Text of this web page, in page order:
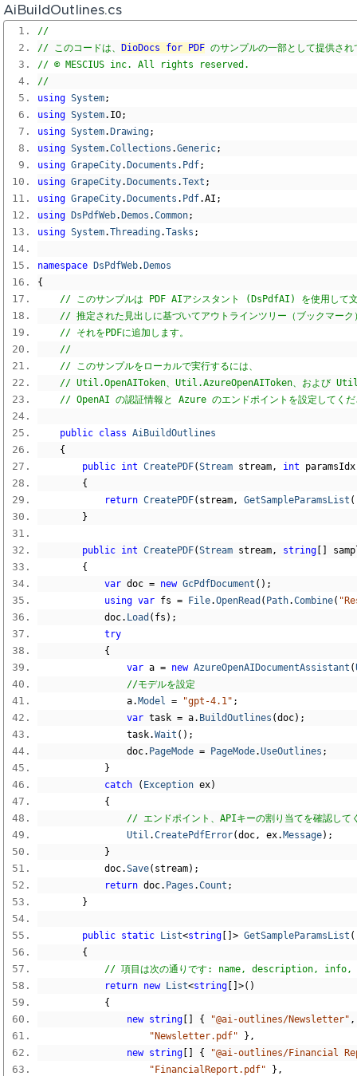
AiBuildOutlines.cs
//
// このコードは、
DioDocs for PDF のサンプルの一部として提供され
// © MESCIUS inc. All rights reserved.
//
using System;
using System. IO;
using System. Drawing;
using System.Collections .Generic;
using GrapeCity. Documents . Pdf;
using GrapeCity. Documents .Text ;
using GrapeCity. Documents . Pdf.AI ;
using
DsPdfWeb. Demos .Common;
using System.Threading.Tasks ;
namespace DsPdfWeb. Demos
{
// このサンプルは PDF AIアシスタント (DsPdfAI) を使用して文
// 推定された見出しに基づいてアウトラインツリー（ブックマーク
// それをPDFに追加します。
//
// このサンプルをローカルで実行するには、
// Util.OpenAIToken、Util.AzureOpenAIToken、および
// OpenAI の認証情報と Azure のエンドポイントを設定してくだ
public class AiBuildOutlines
{
public int CreatePDF(Stream stream, int
{
return CreatePDF( stream, GetSampleParamsList
}
public int CreatePDF(Stream stream, string
{
var doc = new GcPdfDocument ();
using var fs = File.OpenRead ( Path.Combine(
            doc
. Load ( fs );
try
{
var a = new AzureOpenAIDocumentAssistant (
//モデルを設定
                a
. Model = "gpt-4.1" ;
var task = a. BuildOutlines (doc);
                task
.Wait ();
                doc
. PageMode = PageMode.UseOutlines ;
}
catch
( Exception ex)
{
// エンドポイント、APIキーの割り当てを確認して
Util .CreatePdfError(doc, ex. Message);
}
            doc
.Save( stream);
return doc. Pages .Count ;
}
public static List<string []> GetSampleParamsList
{
// 項目は次の通りです: name, description, info,
return new List<string []>()
{
new string { "@ai-outlines/Newsletter" ,
"Newsletter.pdf"
},
new string {
"@ai-outlines/Financial
"FinancialReport.pdf"
},